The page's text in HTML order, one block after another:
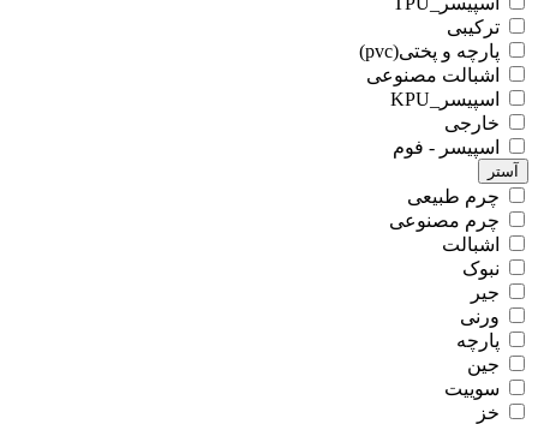
ترکیبی
پارچه و پختی(pvc)
اشبالت مصنوعی
اسپیسر_KPU
خارجی
اسپیسر - فوم
آستر
چرم طبیعی
چرم مصنوعی
اشبالت
نبوک
جیر
ورنی
پارچه
جین
سوییت
خز